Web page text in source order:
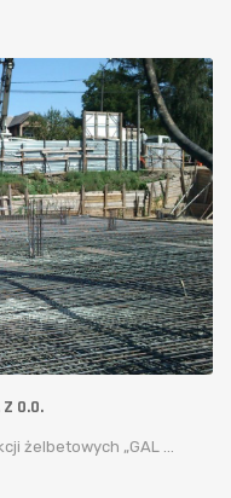
O.O.
żelbetowych „GAL ...